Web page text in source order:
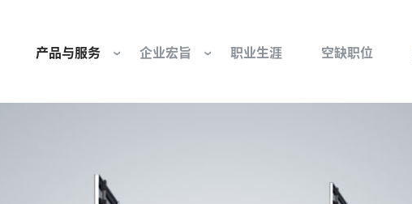
产品与服务
行业 - 我们的核心市场
企业宏旨
组织与董事会
职业生涯 空缺职位